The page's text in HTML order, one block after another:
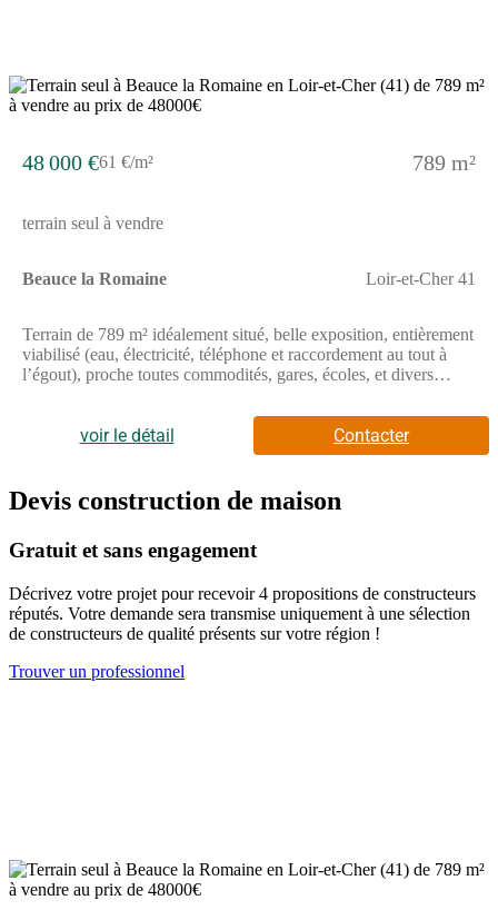
48 000 €61 €/m² 789 m²
terrain seul à vendre
Beauce la Romaine Loir-et-Cher 41
Terrain de 789 m² idéalement situé, belle exposition, entièrement
viabilisé (eau, électricité, téléphone et raccordement au tout à
l’égout), proche toutes commodités, gares, écoles, et divers
d'agence et de notaire à la charge de l'acquéreur. Ce terrain vous
est proposé, par nos partenaires fonciers, dans le cadre d'un
projet de construction avec nous. Les informations sur les
Géorisques (www.georisques.gouv.fr).
voir le détail Contacter
Devis construction de maison
Gratuit et sans engagement
Décrivez votre projet pour recevoir 4 propositions de constructeurs
réputés. Votre demande sera transmise uniquement à une sélection
de constructeurs de qualité présents sur votre région !
Trouver un professionnel